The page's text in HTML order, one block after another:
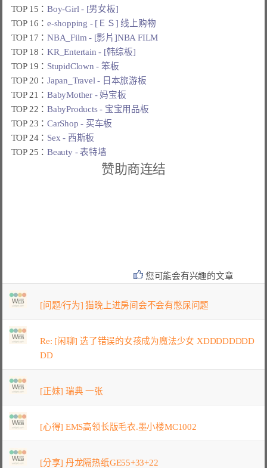
TOP 15：Boy-Girl - [男女板]
TOP 16：e-shopping - [ＥＳ] 线上购物
TOP 17：NBA_Film - [影片]NBA FILM
TOP 18：KR_Entertain - [韩综板]
TOP 19： StupidClown - 笨板
TOP 20：Japan_Travel - 日本旅游板
TOP 21：BabyMother - 妈宝板
TOP 22：BabyProducts - 宝宝用品板
TOP 23：CarShop - 买车板
TOP 24： Sex - 西斯板
TOP 25：Beauty - 表特墙
赞助商连结
您可能会有兴趣的文章
[问题/行为] 猫晚上进房间会不会有憋尿问题
Re: [闲聊] 选了错误的女孩成为魔法少女 XDDDDDDDD
DD
[正妹] 瑞典 一张
[心得] EMS高领长版毛衣.墨小楼MC1002
[分享] 丹龙隔热纸GE55+33+22